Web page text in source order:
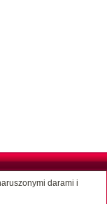
darami i